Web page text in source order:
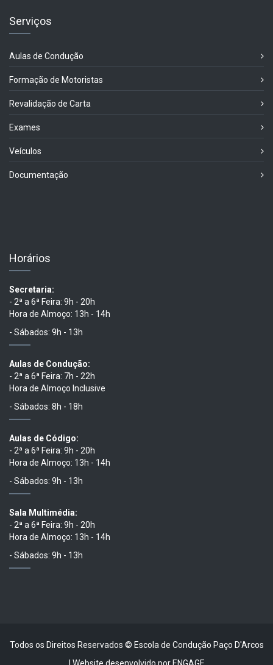
Serviços
Aulas de Condução
Formação de Motoristas
Revalidação de Carta
Exames
Veículos
Documentação
Horários
Secretaria:
- 2ª a 6ª Feira: 9h - 20h
Hora de Almoço: 13h - 14h
- Sábados: 9h - 13h
Aulas de Condução:
- 2ª a 6ª Feira: 7h - 22h
Hora de Almoço Inclusive
- Sábados: 8h - 18h
Aulas de Código:
- 2ª a 6ª Feira: 9h - 20h
Hora de Almoço: 13h - 14h
- Sábados: 9h - 13h
Sala Multimédia:
- 2ª a 6ª Feira: 9h - 20h
Hora de Almoço: 13h - 14h
- Sábados: 9h - 13h
Todos os Direitos Reservados © Escola de Condução Paço D'Arcos